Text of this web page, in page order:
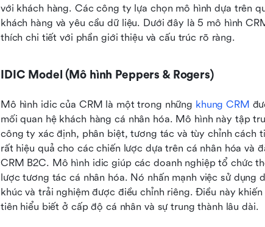
với khách hàng. Các công ty lựa chọn mô hình dựa trên
khách hàng và yêu cầu dữ liệu. Dưới đây là 5 mô hình
thích chi tiết với phần giới thiệu và cấu trúc rõ ràng.
IDIC Model (Mô hình Peppers & Rogers)
Mô hình idic của CRM là một trong những khung CRM
mối quan hệ khách hàng cá nhân hóa. Mô hình này tập
công ty xác định, phân biệt, tương tác và tùy chỉnh cách
rất hiệu quả cho các chiến lược dựa trên cá nhân hóa và
CRM B2C. Mô hình idic giúp các doanh nghiệp tổ chức
lược tương tác cá nhân hóa. Nó nhấn mạnh việc sử dụng
khúc và trải nghiệm được điều chỉnh riêng. Điều này
tiên hiểu biết ở cấp độ cá nhân và sự trung thành lâu dài.